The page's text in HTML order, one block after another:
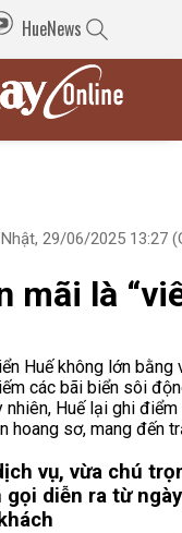
HueNews
29/06/2025 13:27
mãi là
Huế không lớn bằng
các bãi biển sôi
nhiên, Huế lại ghi
hoang sơ, mang đến
vụ, vừa chú
diễn ra từ